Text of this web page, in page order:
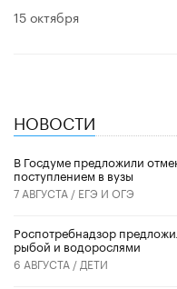
15 октября
НОВОСТИ
В Госдуме предложили
поступлением в вузы
7 АВГУСТА / ЕГЭ И ОГЭ
Роспотребнадзор
рыбой и водорослями
6 АВГУСТА / ДЕТИ